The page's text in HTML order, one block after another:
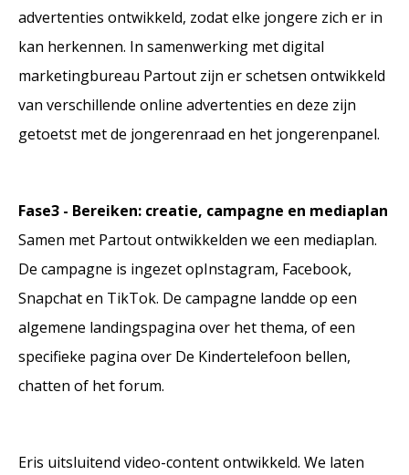
advertenties ontwikkeld, zodat elke jongere zich er in
kan herkennen. In samenwerking met digital
marketingbureau Partout zijn er schetsen ontwikkeld
van verschillende online advertenties en deze zijn
getoetst met de jongerenraad en het jongerenpanel.
Fase3 - Bereiken: creatie, campagne en mediaplan
Samen met Partout ontwikkelden we een mediaplan.
De campagne is ingezet opInstagram, Facebook,
Snapchat en TikTok. De campagne landde op een
algemene landingspagina over het thema, of een
specifieke pagina over De Kindertelefoon bellen,
chatten of het forum.
Eris uitsluitend video-content ontwikkeld. We laten